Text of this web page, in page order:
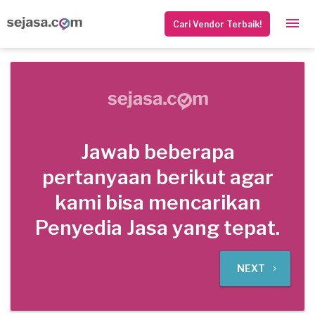
Cari Vendor Terbaik!
Jawab beberapa
pertanyaan berikut agar
kami bisa mencarikan
Penyedia Jasa yang tepat.
NEXT